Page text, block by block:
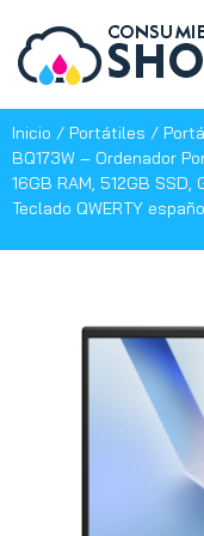
Inicio / Portátiles /
BQ173W – Ordenador
16GB RAM, 512GB
Teclado QWERTY